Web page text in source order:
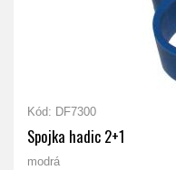
Kód: DF7300
Spojka hadic 2+1
modrá